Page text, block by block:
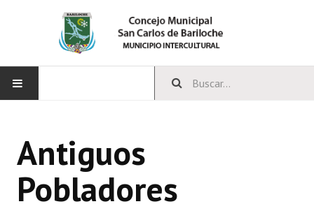
CONCEJO
Bloques Políticos
Antiguos
Pobladores